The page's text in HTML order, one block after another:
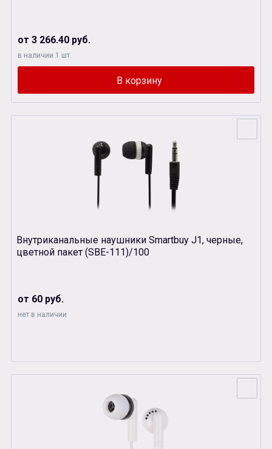
от 3 266.40 руб.
в наличии 1 шт.
Внутриканальные наушники Smartbuy J1, черные,
цветной пакет (SBЕ-111)/100
от 60 руб.
нет в наличии